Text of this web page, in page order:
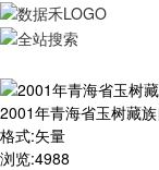
2001年青海省玉树藏
格式:矢量
浏览:4988